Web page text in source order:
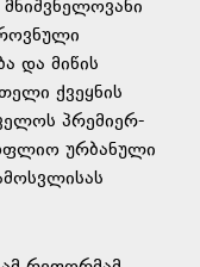
და მიწის
ქვეყნის
პრემიერ-
ურბანული